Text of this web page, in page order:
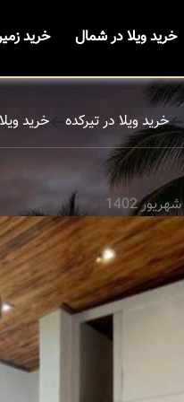
خرید ویلا در شمال خرید
خرید ویلا در تیرکده خرید